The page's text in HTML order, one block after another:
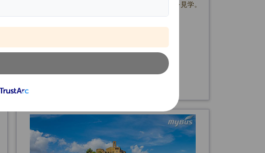
ーズ入場し、世界遺産ミラコリ広場やドゥオーモを見学。
155.00 EUR
7/23、8/7・20・27、9/3・24、10/1・8・15
【英語ガイドプラン】毎日